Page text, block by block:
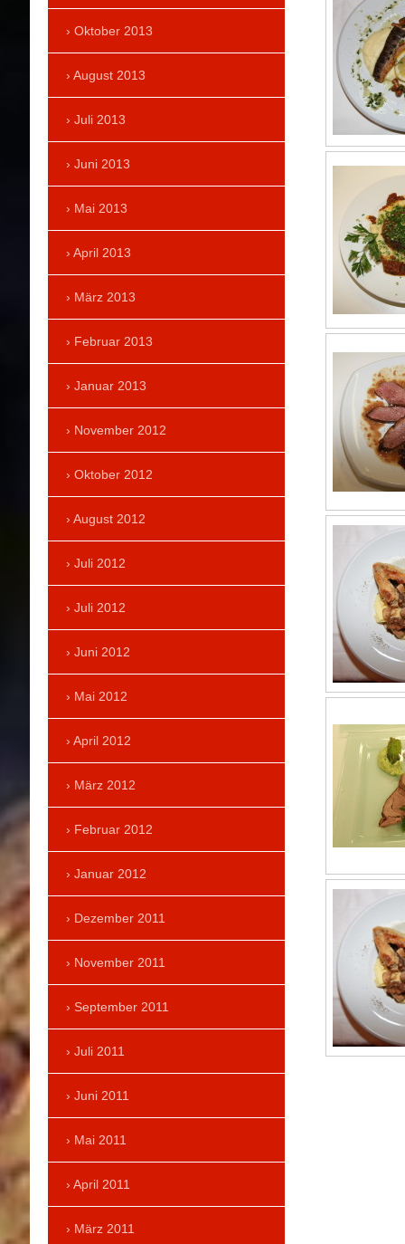
Oktober 2013
August 2013
Juli 2013
Juni 2013
Mai 2013
April 2013
März 2013
Februar 2013
Januar 2013
November 2012
Oktober 2012
August 2012
Juli 2012
Juli 2012
Juni 2012
Mai 2012
April 2012
März 2012
Februar 2012
Januar 2012
Dezember 2011
November 2011
September 2011
Juli 2011
Juni 2011
Mai 2011
April 2011
März 2011